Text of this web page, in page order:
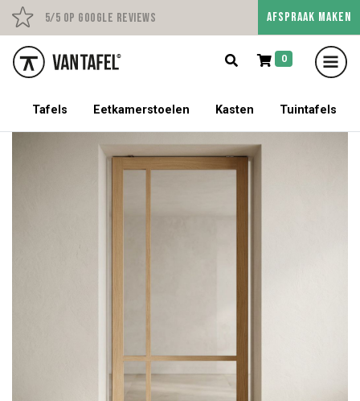
5/5 op Google Reviews Persoonlijk advies op
AFSPRAAK MAKEN
0
5% korting op een tafel met stoelen!
Tafels Eetkamerstoelen Kasten Tuintafels